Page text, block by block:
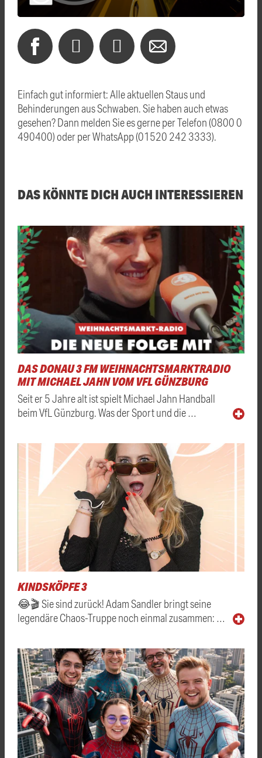
Einfach gut informiert: Alle aktuellen Staus und
Behinderungen aus Schwaben. Sie haben auch etwas
gesehen? Dann melden Sie es gerne per Telefon (0800 0
490400) oder per WhatsApp (01520 242 3333).
DAS KÖNNTE DICH AUCH INTERESSIEREN
DAS DONAU 3 FM WEIHNACHTSMARKTRADIO
MIT MICHAEL JAHN VOM VFL GÜNZBURG
Seit er 5 Jahre alt ist spielt Michael Jahn Handball
beim VfL Günzburg. Was der Sport und die …
KINDSKÖPFE 3
😂🎬 Sie sind zurück! Adam Sandler bringt seine
legendäre Chaos-Truppe noch einmal zusammen: …